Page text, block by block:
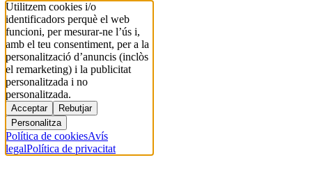
Utilitzem cookies i/o
identificadors perquè el web
funcioni, per mesurar-ne l’ús i,
amb el teu consentiment, per a la
personalització d’anuncis (inclòs
el remarketing) i la publicitat
personalitzada i no
personalitzada.
Acceptar
Rebutjar
Personalitza
Política de cookiesAvís
legalPolítica de privacitat